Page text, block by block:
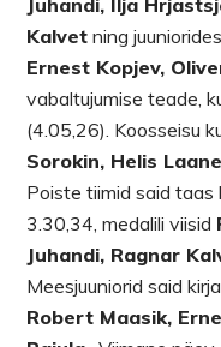
Kalvet ning juuniorides
Ernest Kopjev,
vabaltujumise teade,
(4.05,26). Koosseisu
Sorokin, Helis
Poiste tiimid said taas
3.30,34, medalili viisid
Juhandi, Ragnar
Meesjuuniorid said
Robert Maasik,